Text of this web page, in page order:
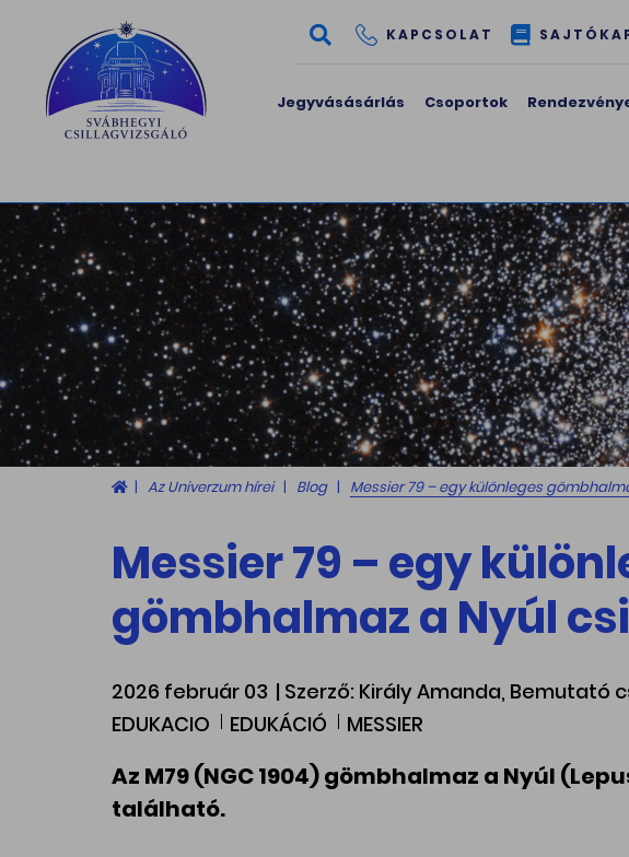
KAPCSOLAT
Jegyvásásárlás Csoportok
Az Univerzum hírei Blog Messier 79 – egy különleges
Messier 79 – egy
gömbhalmaz a Nyúl
2026 február 03 | Szerző: Király Amanda, Bemutató
EDUKACIO
EDUKÁCIÓ MESSIER
Az M79 (NGC 1904) gömbhalmaz a Nyúl
található.